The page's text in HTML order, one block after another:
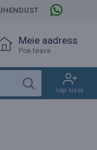
Meie aadress
Poe teave
Logi sisse